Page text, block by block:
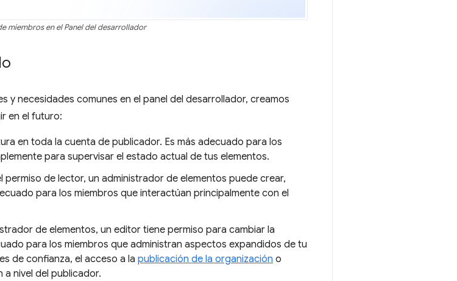
miembros en el Panel del desarrollador
y necesidades comunes en el panel del desarrollador, creamos
en el futuro:
en toda la cuenta de publicador. Es más adecuado para los
para supervisar el estado actual de tus elementos.
permiso de lector, un administrador de elementos puede crear,
para los miembros que interactúan principalmente con el
de elementos, un editor tiene permiso para cambiar la
para los miembros que administran aspectos expandidos de tu
de confianza, el acceso a la publicación de la organización o
nivel del publicador.